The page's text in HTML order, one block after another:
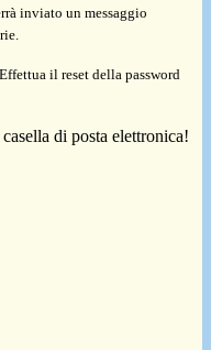
inviato un messaggio
il reset della password
di posta elettronica!